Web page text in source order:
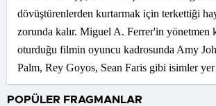
dövüştürenlerden kurtarmak için terkettiği
zorunda kalır. Miguel A. Ferrer'in yönetmen
oturduğu filmin oyuncu kadrosunda Amy
Palm, Rey Goyos, Sean Faris gibi isimler yer
POPÜLER FRAGMANLAR